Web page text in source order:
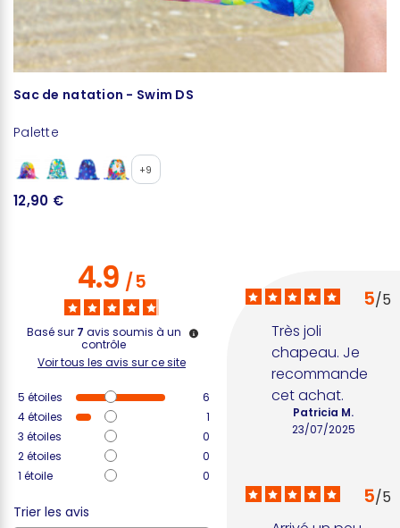
Sac de natation - Swim DS
Palette
+9
12,90 €
4.9/5
Basé sur 7 avis soumis à un
contrôle
Voir tous les avis sur ce site
5 étoiles
6
4étoiles
1
3 étoiles
0
2étoiles
0
1 étoile 0
Trier les avis
5/5
Très joli
chapeau. Je
recommande
cet achat.
23/07/2025
Patricia M.
5/5